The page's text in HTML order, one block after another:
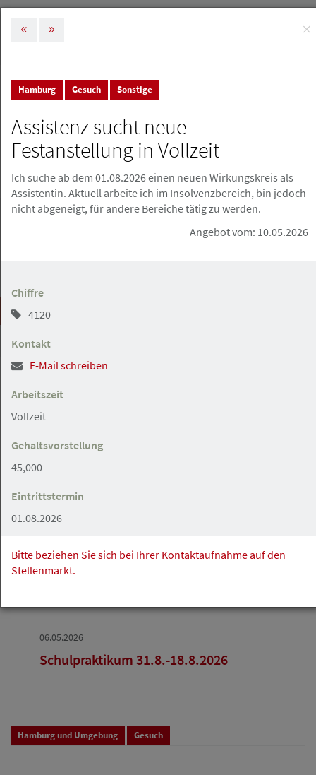
Stellenmarkt & Anzeigen Stellenanzeigen
Stellenanzeigen
Stellenanzeige erstellen
Fachanwalt/Fachanwältin für
Steuerrecht für Gestaltungsberatung
Steuerberatungsgesellschaft
06.05.2026
Schulpraktikum 31.8.-18.8.2026
Hamburg und Umgebung Gesuch
×
Hamburg Gesuch Sonstige
Assistenz sucht neue
Festanstellung in Vollzeit
Ich suche ab dem 01.08.2026 einen neuen Wirkungskreis als
Assistentin. Aktuell arbeite ich im Insolvenzbereich, bin jedoch
nicht abgeneigt, für andere Bereiche tätig zu werden.
Angebot vom: 10.05.2026
Chiffre
4120
Kontakt
Arbeitszeit
Vollzeit
Gehaltsvorstellung
45,000
Eintrittstermin
01.08.2026
Bitte beziehen Sie sich bei Ihrer Kontaktaufnahme auf den
Stellenmarkt.